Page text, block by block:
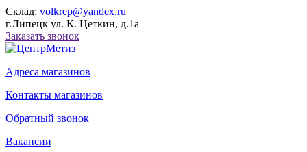
Склад: volkrep@yandex.ru
г.Липецк ул. К. Цеткин, д.1а
Заказать звонок
Адреса магазинов
Контакты магазинов
Обратный звонок
Вакансии